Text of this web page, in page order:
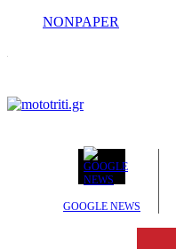
NONPAPER
GOOGLE NEWS